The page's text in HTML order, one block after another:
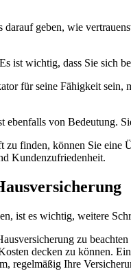
geben, wie
ist wichtig, dass Sie sich
für seine Fähigkeit
ebenfalls von Bedeutung.
finden, können Sie
Kundenzufriedenheit.
ist es wichtig, weitere
zu
decken zu können.
regelmäßig Ihre